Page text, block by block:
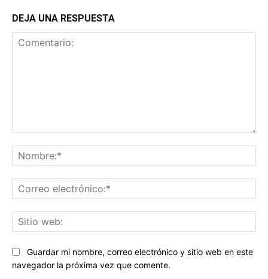
DEJA UNA RESPUESTA
Guardar mi nombre, correo electrónico y sitio web en este
navegador la próxima vez que comente.